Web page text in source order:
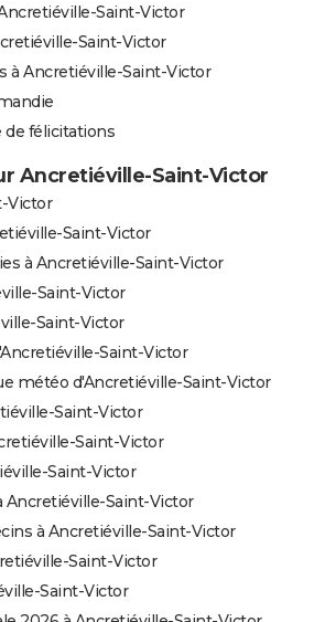
Saint-Victor
Saint-Victor
à Ancretiéville-Saint-Victor
de félicitations
Ancretiéville-Saint-Victor
Victor
Saint-Victor
à Ancretiéville-Saint-Victor
Saint-Victor
Saint-Victor
Saint-Victor
météo d'Ancretiéville-Saint-Victor
Saint-Victor
Saint-Victor
Saint-Victor
Ancretiéville-Saint-Victor
à Ancretiéville-Saint-Victor
Saint-Victor
Saint-Victor